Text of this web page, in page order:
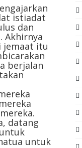
istiadat
dan
Akhirnya
jemaat itu
berjalan
datang
untuk